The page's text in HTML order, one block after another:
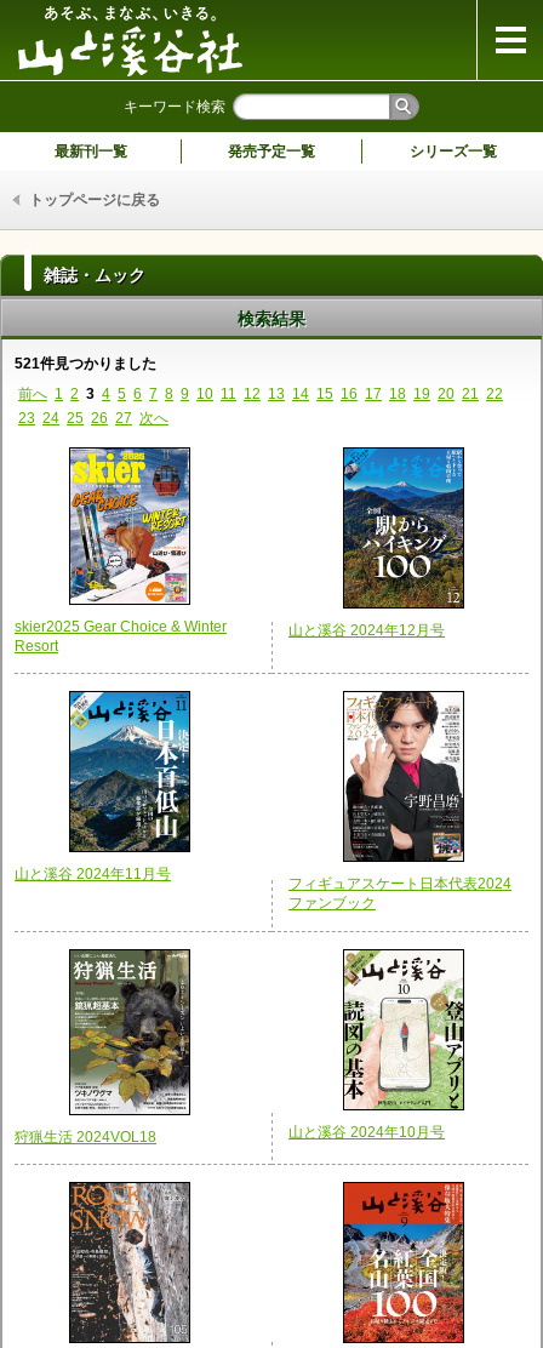
キーワード検索
最新刊一覧 発売予定一覧 シリーズ一覧
トップページに戻る
雑誌・ムック
検索結果
521件見つかりました
前へ 1 2 3 4 5 6 7 8 9 10 11 12 13 14 15 16 17 18 19 20 21
22
23 24 25 26 27 次へ
skier2025 Gear Choice & Winter
Resort
山と溪谷 2024年12月号
山と溪谷 2024年11月号
フィギュアスケート日本代表2024
ファンブック
狩猟生活 2024VOL18 山と溪谷 2024年10月号